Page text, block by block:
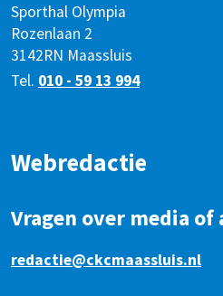
Sporthal Olympia
Rozenlaan 2
3142RN Maassluis
Tel. 010 - 59 13 994
Webredactie
Vragen over media
redactie@ckcmaassluis.nl